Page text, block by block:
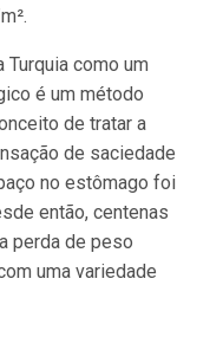
como um
é um método
de tratar a
de saciedade
no estômago foi
então, centenas
perda de peso
uma variedade